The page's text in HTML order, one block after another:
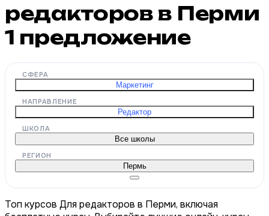
редакторов в Перми
1 предложение
СФЕРА
Маркетинг
НАПРАВЛЕНИЕ
Редактор
ШКОЛА
Все школы
РЕГИОН
Пермь
Топ курсов Для редакторов в Перми, включая